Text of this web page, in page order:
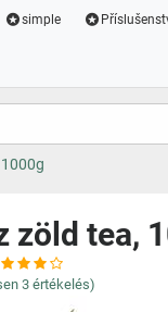
simple
zöld tea,
3 értékelés)